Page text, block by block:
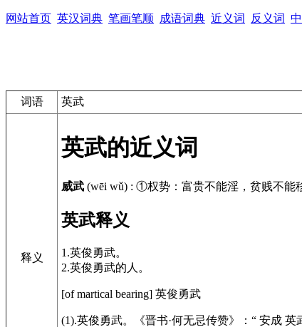
网站首页 英汉词典 笔画笔顺 成语词典 近义词 反义词
词语 英武
释义
英武的近义词
威武 (wēi wǔ) : ①权势：富贵不能淫，贫贱不能
英武释义
1.英俊勇武。
2.英俊勇武的人。
[of martical bearing] 英俊勇武
(1).英俊勇武。 《晋书·何无忌传赞》 ：“ 安成